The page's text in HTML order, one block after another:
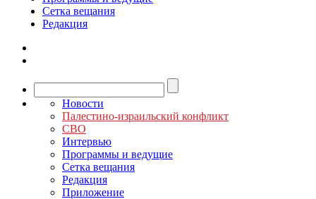
Сетка вещания
Редакция
Новости
Палестино-израильский конфликт
СВО
Интервью
Программы и ведущие
Сетка вещания
Редакция
Приложение